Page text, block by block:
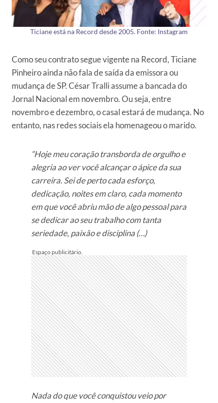
Ticiane está na Record desde 2005. Fonte: Instagram
Como seu contrato segue vigente na Record, Ticiane
Pinheiro ainda não fala de saída da emissora ou
mudança de SP. César Tralli assume a bancada do
Jornal Nacional em novembro. Ou seja, entre
novembro e dezembro, o casal estará de mudança. No
entanto, nas redes sociais ela homenageou o marido.
“Hoje meu coração transborda de orgulho e
alegria ao ver você alcançar o ápice da sua
carreira. Sei de perto cada esforço,
dedicação, noites em claro, cada momento
em que você abriu mão de algo pessoal para
se dedicar ao seu trabalho com tanta
seriedade, paixão e disciplina (…)
Nada do que você conquistou veio por